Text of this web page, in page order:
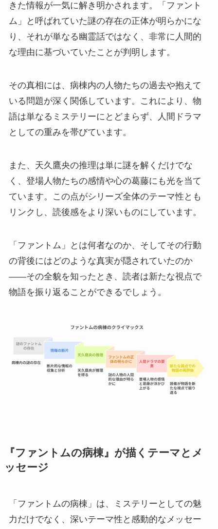
きた情報が一気に解き明かされます。「ファント
ム」と呼ばれていた謎の存在の正体が明らかにな
り、それが単なる幽霊話ではなく、非常に人間的
な理由に基づいていたことが判明します。
その真相には、病棟内の人物たちの過去や抱えて
いる問題が深く関係しています。これにより、物
語は単なるミステリーにとどまらず、人間ドラマ
としての重みを帯びています。
また、天久鷹央の推理は単に謎を解くだけでな
く、登場人物たちの感情や心の葛藤にも光を当て
ています。この点がシリーズ全体のテーマ性とも
リンクし、読後感をより深いものにしています。
「ファントム」とは何者なのか、そしてその行動
の背後にはどのような真実が隠されていたのか
――その全貌を知ったとき、読者は新たな視点で
物語を振り返ることができるでしょう。
『ファントムの病棟』が描くテーマとメ
ッセージ
「ファントムの病棟」は、ミステリーとしての魅
力だけでなく、深いテーマ性と感動的なメッセー